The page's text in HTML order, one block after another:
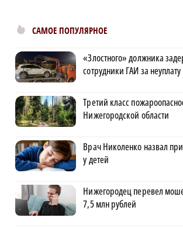
САМОЕ ПОПУЛЯРНОЕ
«Злостного» должника
сотрудники ГАИ за
Третий класс
Нижегородской области
Врач Николенко назвал
у детей
Нижегородец перевел
7,5 млн рублей